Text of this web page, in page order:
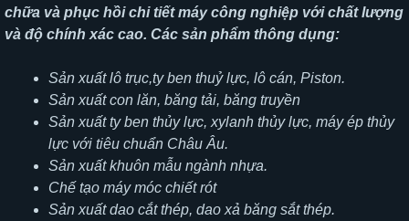
chữa và phục hồi chi tiết máy công nghiệp với chất lượng
và độ chính xác cao. Các sản phẩm thông dụng:
Sản xuất lô trục,ty ben thuỷ lực, lô cán, Piston.
Sản xuất con lăn, băng tải, băng truyền
Sản xuất ty ben thủy lực, xylanh thủy lực, máy ép thủy
lực với tiêu chuẩn Châu Âu.
Sản xuất khuôn mẫu ngành nhựa.
Chế tạo máy móc chiết rót
Sản xuất dao cắt thép, dao xả băng sắt thép.